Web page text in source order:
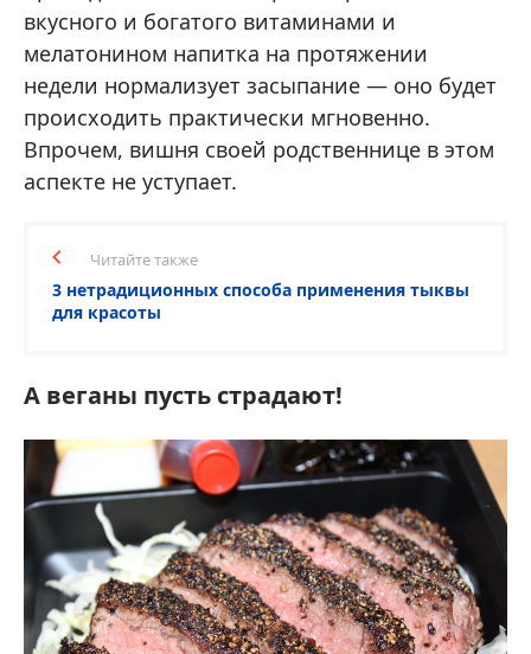
вкусного и богатого витаминами и
мелатонином напитка на протяжении
недели нормализует засыпание — оно будет
происходить практически мгновенно.
Впрочем, вишня своей родственнице в этом
аспекте не уступает.
Читайте также
3 нетрадиционных способа применения тыквы
для красоты
А веганы пусть страдают!